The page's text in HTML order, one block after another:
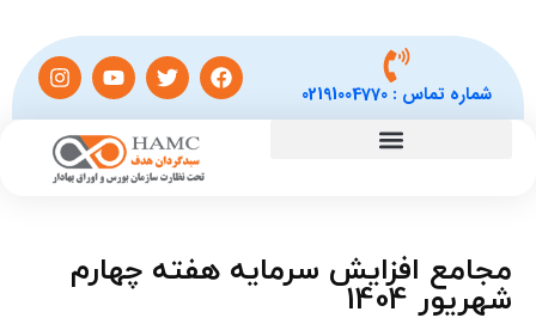
شماره تماس :02191004770
مجامع افزایش سرمایه هفته چهارم
شهریور 1404